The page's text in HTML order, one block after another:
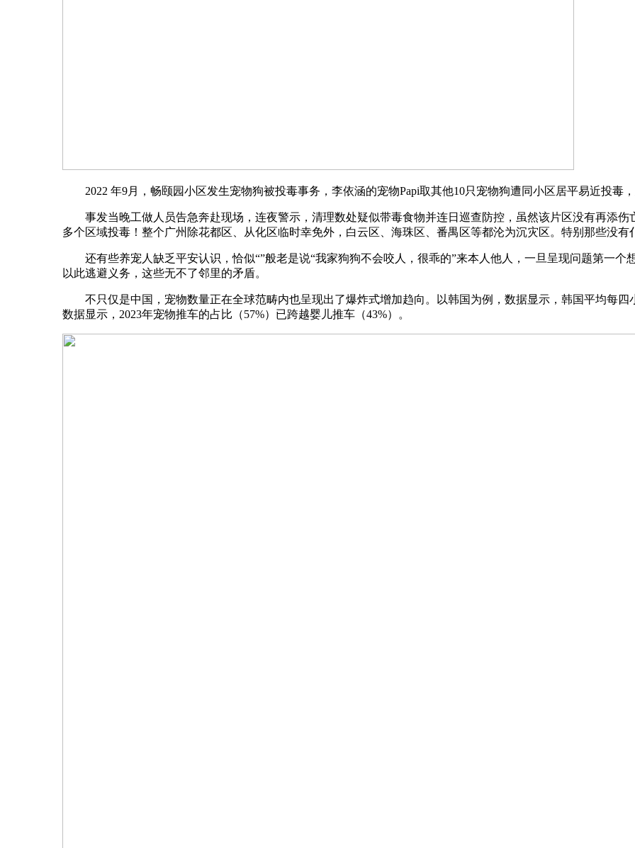
2022 年9月，畅颐园小区发生宠物狗被投毒事务，李依涵的宠物Papi取其他10只宠物狗遭同小区居平易近投毒，
事发当晚工做人员告急奔赴现场，连夜警示，清理数处疑似带毒食物并连日巡查防控，虽然该片区没有再添伤
多个区域投毒！整个广州除花都区、从化区临时幸免外，白云区、海珠区、番禺区等都沦为沉灾区。特别那些没
还有些养宠人缺乏平安认识，恰似“”般老是说“我家狗狗不会咬人，很乖的”来本人他人，一旦呈现问题第一个
以此逃避义务，这些无不了邻里的矛盾。
不只仅是中国，宠物数量正在全球范畴内也呈现出了爆炸式增加趋向。以韩国为例，数据显示，韩国平均每四
数据显示，2023年宠物推车的占比（57%）已跨越婴儿推车（43%）。